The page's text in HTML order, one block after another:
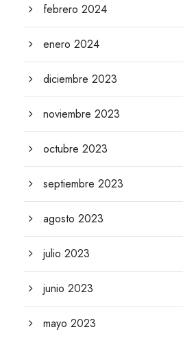
febrero 2024
enero 2024
diciembre 2023
noviembre 2023
octubre 2023
septiembre 2023
agosto 2023
julio 2023
junio 2023
mayo 2023